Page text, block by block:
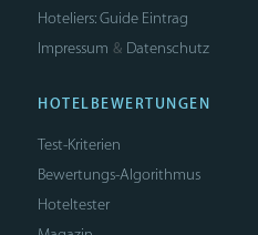
Hoteliers: Guide Eintrag
Impressum & Datenschutz
HOTELBEWERTUNGEN
Test-Kriterien
Bewertungs-Algorithmus
Hoteltester